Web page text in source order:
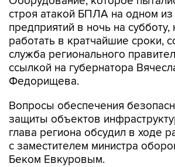
строя атакой БПЛА на одном из
предприятий в ночь на субботу,
работать в кратчайшие сроки,
служба регионального
ссылкой на губернатора
Федорищева.
Вопросы обеспечения
защиты объектов
глава региона обсудил в ходе
с заместителем министра
Беком Евкуровым.